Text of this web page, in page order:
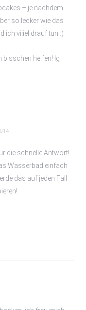
– je nachdem
so lecker wie das
ich viiiel drauf tun :)
bisschen helfen! lg
die schnelle Antwort!
Wasserbad einfach
das auf jeden Fall